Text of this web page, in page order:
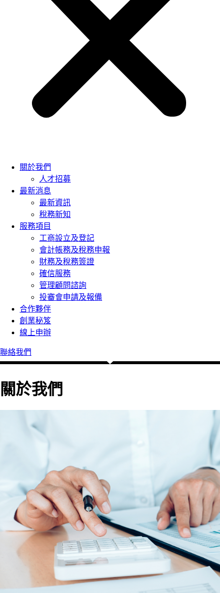
關於我們
人才招募
最新消息
最新資訊
稅務新知
服務項目
工商設立及登記
會計帳務及稅務申報
財務及稅務簽證
確信服務
管理顧問諮詢
投審會申請及報備
合作夥伴
創業秘笈
線上申辦
聯絡我們
關於我們